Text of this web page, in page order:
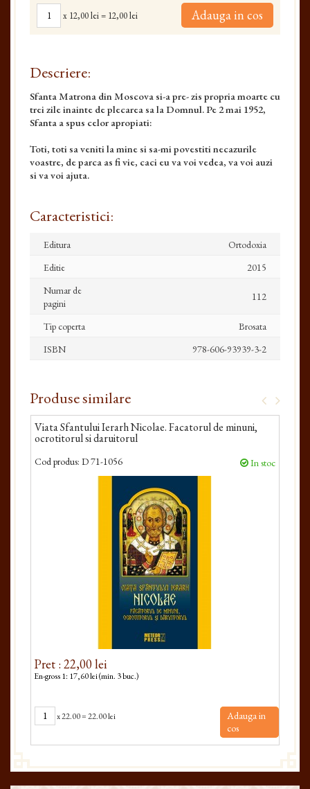
x 12,00 lei= 12,00 lei Adauga in cos
Descriere:
Sfanta Matrona din Moscova si-a pre- zis propria moarte cu
trei zile inainte de plecarea sa la Domnul. Pe 2 mai 1952,
Sfanta a spus celor apropiati:
Toti, toti sa veniti la mine si sa-mi povestiti necazurile
voastre, de parca as fi vie, caci eu va voi vedea, va voi auzi
si va voi ajuta.
Caracteristici:
Editura
Ortodoxia
Editie
2015
Numar de
pagini
112
Tip coperta
Brosata
ISBN
978-606-93939-3-2
Produse similare
Viata Sfantului Ierarh Nicolae. Facatorul de minuni,
ocrotitorul si daruitorul
Cod produs: D 71-1056 In stoc
Pret : 22,00 lei
En-gross 1: 17,60 lei (min. 3 buc.)
x22.00=22.00 lei
Adauga in
cos